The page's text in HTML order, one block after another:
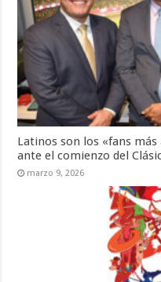
Latinos son los «fans más
ante el comienzo del
marzo 9, 2026